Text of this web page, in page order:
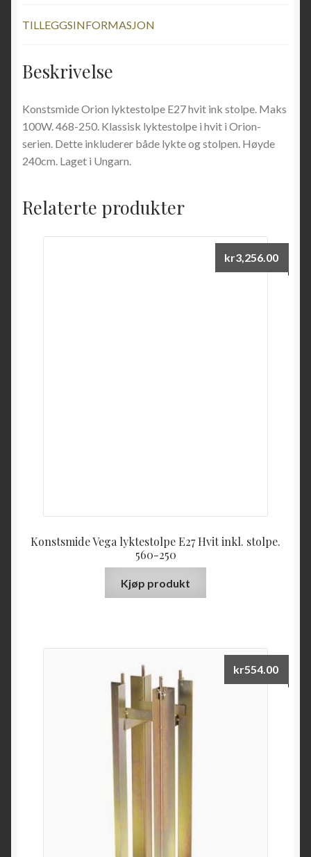
TILLEGGSINFORMASJON
Beskrivelse
Konstsmide Orion lyktestolpe E27 hvit ink stolpe. Maks
100W. 468-250. Klassisk lyktestolpe i hvit i Orion-
serien. Dette inkluderer både lykte og stolpen. Høyde
240cm. Laget i Ungarn.
Relaterte produkter
Konstsmide Vega lyktestolpe E27 Hvit inkl. stolpe.
560-250
kr3,256.00
Kjøp produkt
kr554.00